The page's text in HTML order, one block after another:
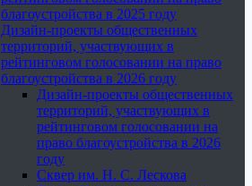
благоустройства в 2025 году
Дизайн-проекты общественных
территорий, участвующих в
рейтинговом голосовании на право
благоустройства в 2026 году
Дизайн-проекты общественных
территорий, участвующих в
рейтинговом голосовании на
право благоустройства в 2026
году
Сквер им. Н. С. Лескова